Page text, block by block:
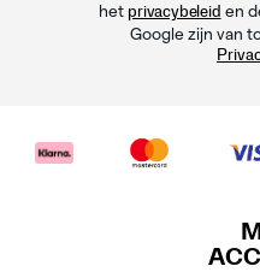
het privacybeleid en
Google zijn van